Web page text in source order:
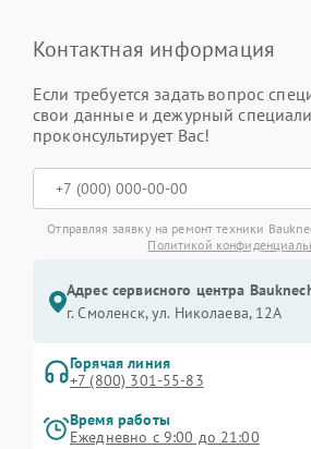
Контактная информация
Если требуется задать вопрос
свои данные и дежурный
проконсультирует Вас!
Отправляя заявку на ремонт техники
Политикой
Адрес сервисного центра
г. Смоленск, ул. Николаева, 12А
Горячая линия
+7 (800) 301-55-83
Время работы
Ежедневно с 9:00 до 21:00